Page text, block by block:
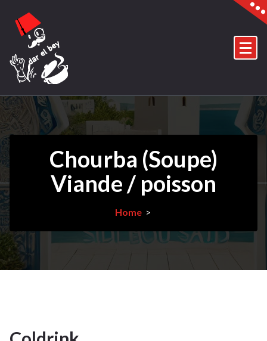
content
Chourba (Soupe)
Viande / poisson
Home>